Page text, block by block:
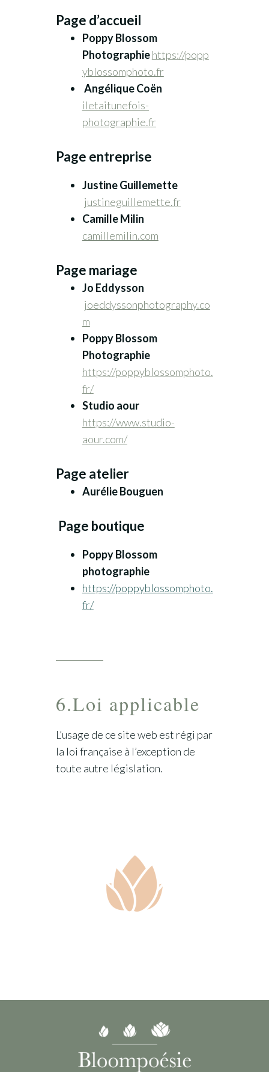
Page d’accueil
Poppy Blossom
Photographiehttps://popp
yblossomphoto.fr
Angélique Coën
iletaitunefois-
photographie.fr
Page entreprise
Justine Guillemette
justineguillemette.fr
Camille Milin
camillemilin.com
Page mariage
Jo Eddysson
joeddyssonphotography.co
m
Poppy Blossom
Photographie
https://poppyblossomphoto.
fr/
Studio aour
https://www.studio-
aour.com/
Page atelier
Aurélie Bouguen
Page boutique
Poppy Blossom
photographie
https://poppyblossomphoto.
fr/
6.Loi applicable
L’usage de ce site web est régi par
la loi française à l’exception de
toute autre législation.